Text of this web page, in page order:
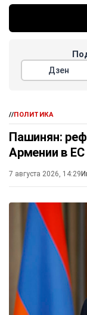
Дзен
//ПОЛИТИКА
Пашинян:
Армении в ЕС
7 августа 2026, 14:29